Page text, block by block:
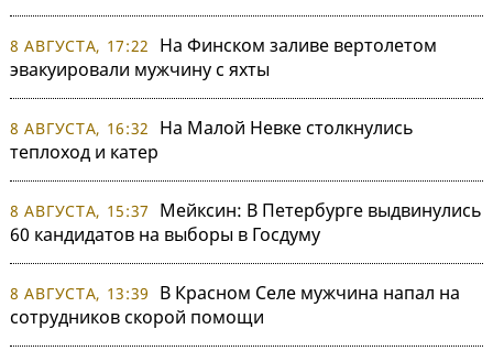
8 АВГУСТА, 17:22
На Финском заливе вертолетом
эвакуировали мужчину с яхты
8 АВГУСТА, 16:32
На Малой Невке столкнулись
теплоход и катер
8 АВГУСТА, 15:37
Мейксин: В Петербурге выдвинулись
60 кандидатов на выборы в Госдуму
8 АВГУСТА, 13:39
В Красном Селе мужчина напал на
сотрудников скорой помощи